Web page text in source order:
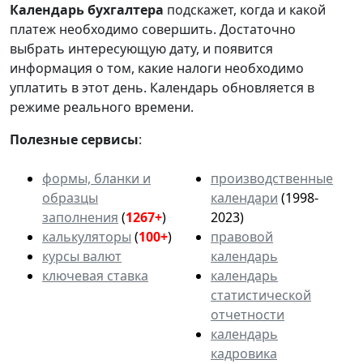
Календарьбухгалтера подскажет, когда и какой
платеж необходимо совершить. Достаточно
выбрать интересующую дату, и появится
информация о том, какие налоги необходимо
уплатить в этот день. Календарь обновляется в
режиме реального времени.
Полезные сервисы:
формы, бланки и
образцы
заполнения (1267+)
калькуляторы (100+)
курсы валют
ключевая ставка
производственные
календари (1998-
2023)
правовой
календарь
календарь
статистической
отчетности
календарь
кадровика